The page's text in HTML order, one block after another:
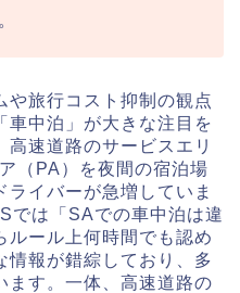
や旅行コスト抑制の観点
車中泊」が大きな注目を
速道路のサービスエリ
（PA）を夜間の宿泊場
ライバーが急増していま
では「SAでの車中泊は違
ルール上何時間でも認め
情報が錯綜しており、多
ます。一体、高速道路の